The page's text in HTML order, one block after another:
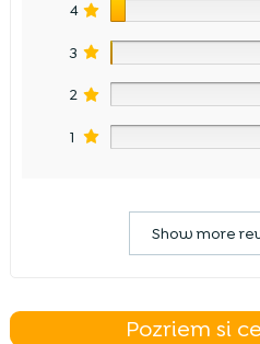
4
3
2
1
Show more
Pozriem si